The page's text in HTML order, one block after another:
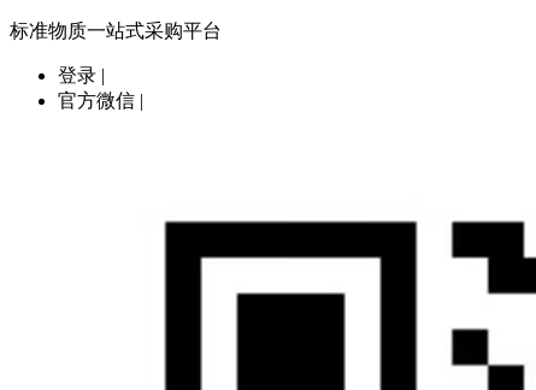
标准物质一站式采购平台
登录 |
官方微信 |